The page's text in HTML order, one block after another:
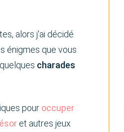
alors j'ai décidé
énigmes que vous
charades
pour occuper
et autres jeux